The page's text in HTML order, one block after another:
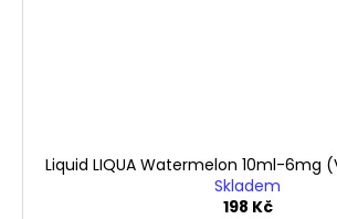
Liquid LIQUA Watermelon 10ml-6mg
Skladem
198 Kč